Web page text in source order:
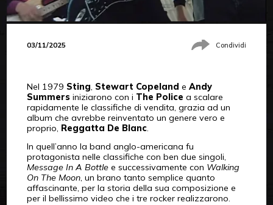
03/11/2025 Condividi
Nel 1979 Sting, Stewart Copeland e Andy
Summersiniziarono con i The Police a scalare
rapidamente le classifiche di vendita, grazia ad un
album che avrebbe reinventato un genere vero e
proprio, Reggatta De Blanc.
In quell’anno la band anglo-americana fu
protagonista nelle classifiche con ben due singoli,
Message In A Bottlee successivamente con Walking
On The Moon, un brano tanto semplice quanto
affascinante, per la storia della sua composizione e
per il bellissimo video che i tre rocker realizzarono.